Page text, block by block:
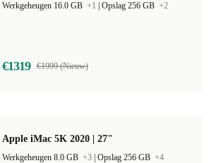
Werkgeheugen 16.0 GB +1 Opslag 256 GB +2
€1319 €1999 (Nieuw)
Apple iMac 5K 2020 | 27"
Werkgeheugen 8.0 GB +3 Opslag 256 GB +4